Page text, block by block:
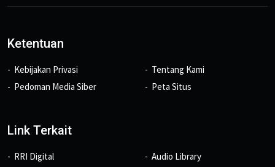
Ketentuan
Kebijakan Privasi
Pedoman Media Siber
Tentang Kami
Peta Situs
Link Terkait
RRI Digital
Audio Library